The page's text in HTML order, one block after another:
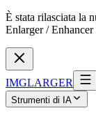
È stata rilasciata la
Enlarger /
IMGLARGER
Strumenti di IA